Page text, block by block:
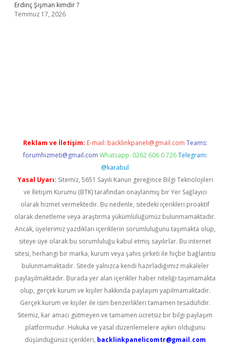
Erdinç Şişman kimdir ?
Temmuz 17, 2026
Reklam ve İletişim: E-mail: backlinkpaneli@gmail.com Teams:
forumhizmeti@gmail.com Whatsapp: 0262 606 0 726 Telegram:
@karabul
Yasal Uyarı: Sitemiz, 5651 Sayılı Kanun gereğince Bilgi Teknolojileri
ve İletişim Kurumu (BTK) tarafından onaylanmış bir Yer Sağlayıcı
olarak hizmet vermektedir. Bu nedenle, sitedeki içerikleri proaktif
olarak denetleme veya araştırma yükümlülüğümüz bulunmamaktadır.
Ancak, üyelerimiz yazdıkları içeriklerin sorumluluğunu taşımakta olup,
siteye üye olarak bu sorumluluğu kabul etmiş sayılırlar. Bu internet
sitesi, herhangi bir marka, kurum veya şahıs şirketi ile hiçbir bağlantısı
bulunmamaktadır. Sitede yalnızca kendi hazırladığımız makaleler
paylaşılmaktadır. Burada yer alan içerikler haber niteliği taşımamakta
olup, gerçek kurum ve kişiler hakkında paylaşım yapılmamaktadır.
Gerçek kurum ve kişiler ile isim benzerlikleri tamamen tesadüfidir.
Sitemiz, kar amacı gütmeyen ve tamamen ücretsiz bir bilgi paylaşım
platformudur. Hukuka ve yasal düzenlemelere aykırı olduğunu
düşündüğünüz içerikleri, backlinkpanelicomtr@gmail.com